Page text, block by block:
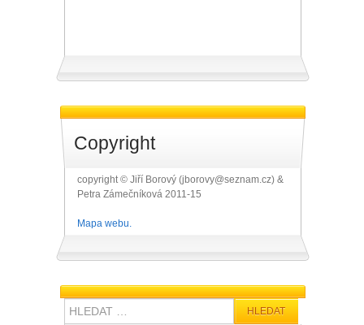
Copyright
copyright © Jiří Borový (jborovy@seznam.cz) &
Petra Zámečníková 2011-15
Mapa webu.
Hledat: